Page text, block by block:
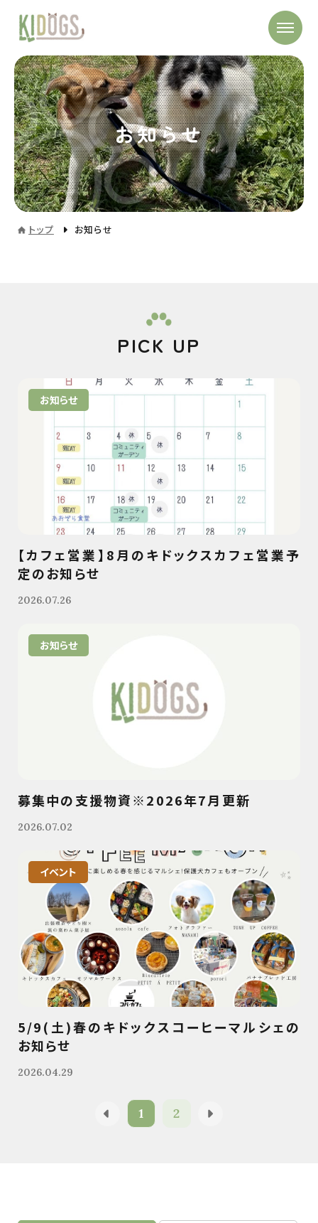
お知らせ
トップ お知らせ
PICK UP
お知らせ
【カフェ営業】8月のキドックスカフェ営業予
定のお知らせ
2026.07.26
お知らせ
募集中の支援物資※2026年7月更新
2026.07.02
イベント
5/9(土)春のキドックスコーヒーマルシェの
お知らせ
2026.04.29
1 2